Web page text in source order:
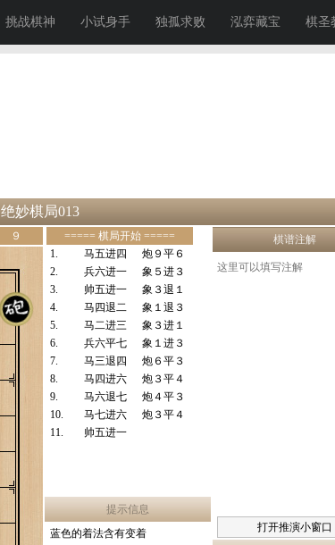
挑战棋神 小试身手 独孤求败 泓弈藏宝 棋圣
绝妙棋局013
提示信息
蓝色的着法含有变着
===== 棋局开始 =====
1.
马五进四
炮９平６
2.
兵六进一
象５进３
3.
帅五进一
象３退１
4.
马四退二
象１退３
5.
马二进三
象３进１
6.
兵六平七
象１进３
7.
马三退四
炮６平３
8.
马四进六
炮３平４
9.
马六退七
炮４平３
10.
马七进六
炮３平４
11.
帅五进一
９ 棋谱注解
打开推演小窗口